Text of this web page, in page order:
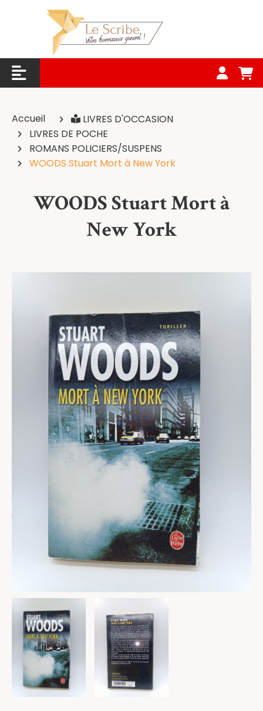
Accueil
LIVRES D'OCCASION
LIVRES DE POCHE
ROMANS POLICIERS/SUSPENS
WOODS Stuart Mort à New York
WOODS Stuart Mort à
New York